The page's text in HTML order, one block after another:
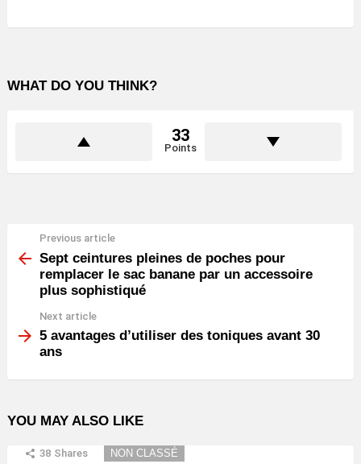
WHAT DO YOU THINK?
33
Points
more
Previous article
Sept ceintures pleines de poches pour
remplacer le sac banane par un accessoire
plus sophistiqué
Next article
5 avantages d’utiliser des toniques avant 30
ans
YOU MAY ALSO LIKE
38 Shares NON CLASSÉ